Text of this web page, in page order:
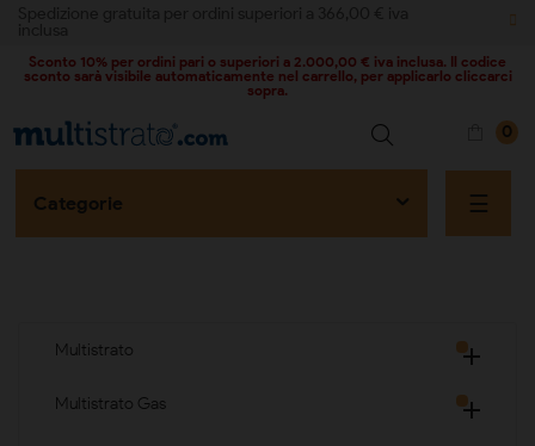
Sconto 10% per ordini pari o superiori a 2.000,00 € iva inclusa. Il codice
sconto sarà visibile automaticamente nel carrello, per applicarlo cliccarci
sopra.
0
Categorie ☰
Multistrato 
Multistrato Gas 